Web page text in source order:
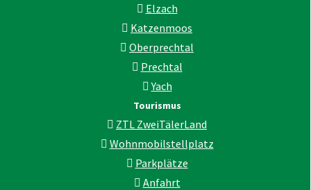
Elzach
Katzenmoos
Oberprechtal
Prechtal
Yach
Tourismus
ZTL ZweiTälerLand
Wohnmobilstellplatz
Parkplätze
Anfahrt